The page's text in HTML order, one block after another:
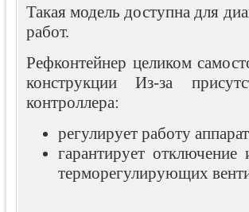
Такая модель доступна для
работ.
Рефконтейнер целиком
конструкции Из-за
контроллера:
регулирует работу
гарантирует
терморегулирующих